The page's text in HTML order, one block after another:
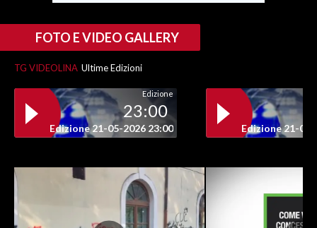
FOTO E VIDEO GALLERY
TG VIDEOLINA Ultime Edizioni
Edizione
23:00
Edizione 21-05-2026 23:00 Edizione 21-05-